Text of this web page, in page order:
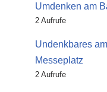
Umdenken am
2 Aufrufe
Undenkbares
Messeplatz
2 Aufrufe